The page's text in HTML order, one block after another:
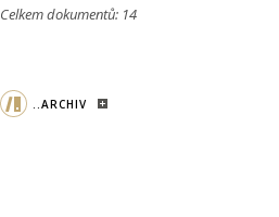
Celkem dokumentů: 14
..ARCHIV